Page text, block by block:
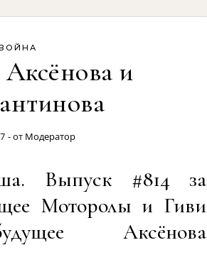
и
- от Модератор
Выпуск #814 за
Моторолы и Гиви
Аксёнова